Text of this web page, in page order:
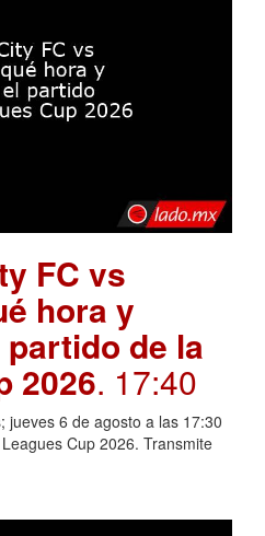
FC vs
hora y
de la
2026. 17:40
jueves 6 de agosto a las 17:30
Cup 2026. Transmite